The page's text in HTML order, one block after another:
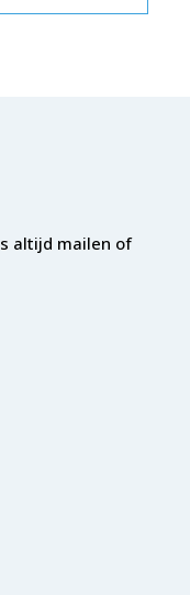
altijd mailen of